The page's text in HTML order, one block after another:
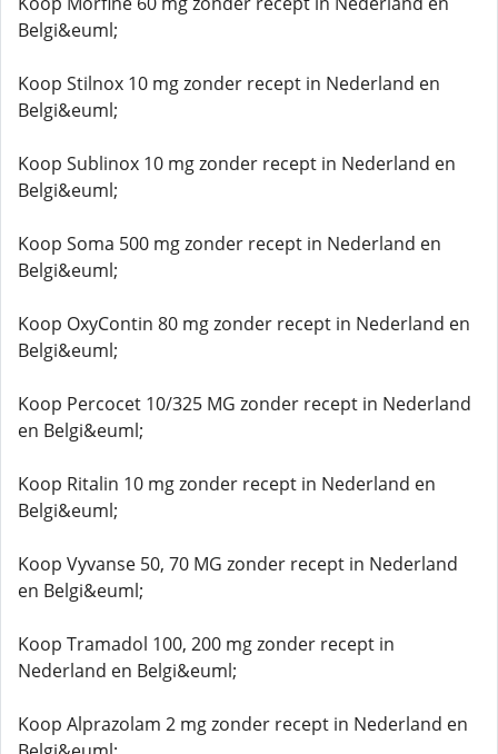
Belgi&euml;
Koop Stilnox 10 mg zonder recept in Nederland en
Belgi&euml;
Koop Sublinox 10 mg zonder recept in Nederland en
Belgi&euml;
Koop Soma 500 mg zonder recept in Nederland en
Belgi&euml;
Koop OxyContin 80 mg zonder recept in Nederland en
Belgi&euml;
Koop Percocet 10/325 MG zonder recept in Nederland
en Belgi&euml;
Koop Ritalin 10 mg zonder recept in Nederland en
Belgi&euml;
Koop Vyvanse 50, 70 MG zonder recept in Nederland
en Belgi&euml;
Koop Tramadol 100, 200 mg zonder recept in
Nederland en Belgi&euml;
Koop Alprazolam 2 mg zonder recept in Nederland en